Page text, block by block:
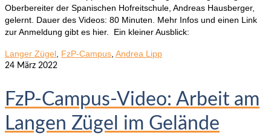
Oberbereiter der Spanischen Hofreitschule, Andreas Hausberger,
gelernt. Dauer des Videos: 80 Minuten. Mehr Infos und einen Link
zur Anmeldung gibt es hier. Ein kleiner Ausblick:
Langer Zügel FzP-Campus Andrea Lipp
24 März 2022
FzP-Campus-Video: Arbeit am
Langen Zügel im Gelände